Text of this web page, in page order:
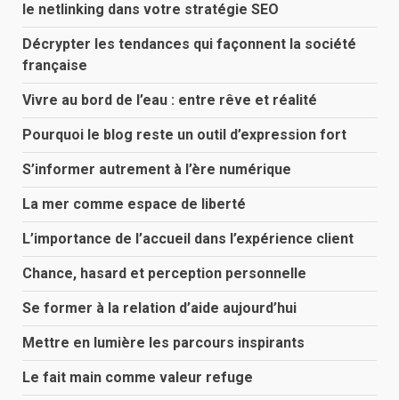
le netlinking dans votre stratégie SEO
Décrypter les tendances qui façonnent la société
française
Vivre au bord de l’eau : entre rêve et réalité
Pourquoi le blog reste un outil d’expression fort
S’informer autrement à l’ère numérique
La mer comme espace de liberté
L’importance de l’accueil dans l’expérience client
Chance, hasard et perception personnelle
Se former à la relation d’aide aujourd’hui
Mettre en lumière les parcours inspirants
Le fait main comme valeur refuge